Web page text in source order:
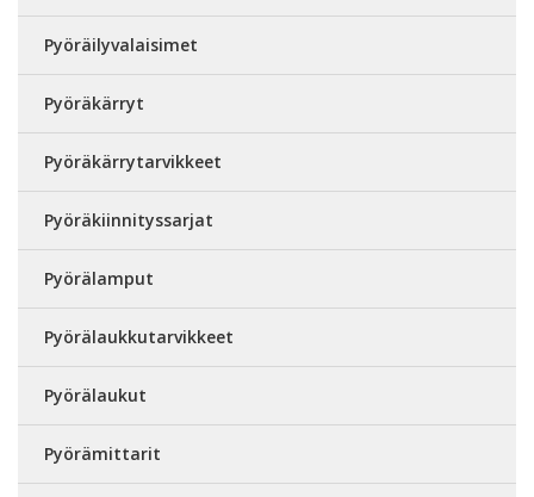
Pyöräilyvalaisimet
Pyöräkärryt
Pyöräkärrytarvikkeet
Pyöräkiinnityssarjat
Pyörälamput
Pyörälaukkutarvikkeet
Pyörälaukut
Pyörämittarit